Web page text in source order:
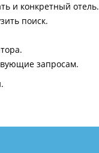
и конкретный отель.
поиск.
запросам.